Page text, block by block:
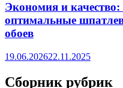
Экономия и
оптимальные
обоев
19.06.202622.11.2025
Сборник рубрик